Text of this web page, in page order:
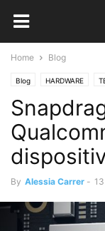
Home Blog
Blog HARDWARE
By Alessia Carrer -